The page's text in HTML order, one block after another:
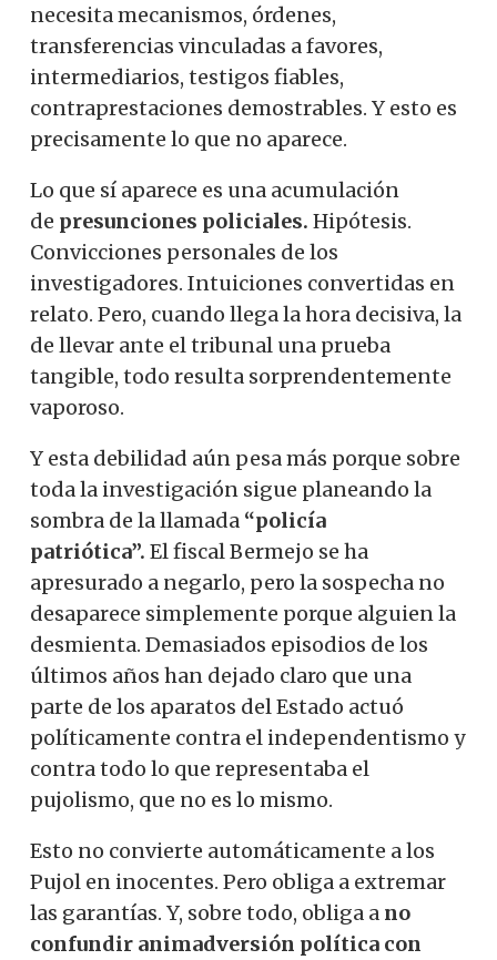
necesita mecanismos, órdenes,
transferencias vinculadas a favores,
intermediarios, testigos fiables,
contraprestaciones demostrables. Y esto es
precisamente lo que no aparece.
Lo que sí aparece es una acumulación
de presunciones policiales. Hipótesis.
Convicciones personales de los
investigadores. Intuiciones convertidas en
relato. Pero, cuando llega la hora decisiva, la
de llevar ante el tribunal una prueba
tangible, todo resulta sorprendentemente
vaporoso.
Y esta debilidad aún pesa más porque sobre
toda la investigación sigue planeando la
sombra de la llamada “policía
patriótica”. El fiscal Bermejo se ha
apresurado a negarlo, pero la sospecha no
desaparece simplemente porque alguien la
desmienta. Demasiados episodios de los
últimos años han dejado claro que una
parte de los aparatos del Estado actuó
políticamente contra el independentismo y
contra todo lo que representaba el
pujolismo, que no es lo mismo.
Esto no convierte automáticamente a los
Pujol en inocentes. Pero obliga a extremar
las garantías. Y, sobre todo, obliga a no
confundir animadversión política con